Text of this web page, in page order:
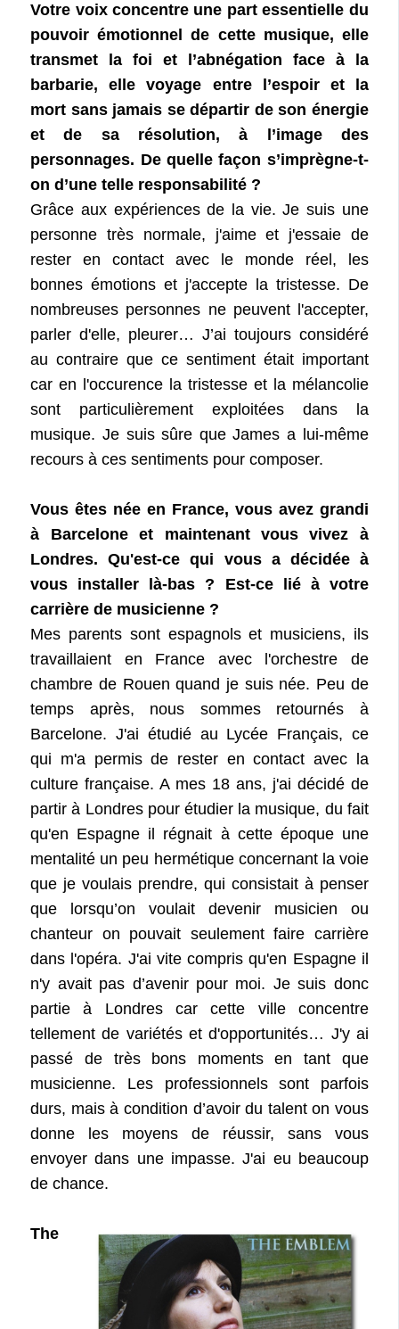
Votre voix concentre une part essentielle du
pouvoir émotionnel de cette musique, elle
transmet la foi et l’abnégation face à la
barbarie, elle voyage entre l’espoir et la
mort sans jamais se départir de son énergie
et de sa résolution, à l’image des
personnages. De quelle façon s’imprègne-t-
on d’une telle responsabilité ?
Grâce aux expériences de la vie. Je suis une
personne très normale, j'aime et j'essaie de
rester en contact avec le monde réel, les
bonnes émotions et j'accepte la tristesse. De
nombreuses personnes ne peuvent l'accepter,
parler d'elle, pleurer… J’ai toujours considéré
au contraire que ce sentiment était important
car en l'occurence la tristesse et la mélancolie
sont particulièrement exploitées dans la
musique. Je suis sûre que James a lui-même
recours à ces sentiments pour composer.
Vous êtes née en France, vous avez grandi
à Barcelone et maintenant vous vivez à
Londres. Qu'est-ce qui vous a décidée à
vous installer là-bas ? Est-ce lié à votre
carrière de musicienne ?
Mes parents sont espagnols et musiciens, ils
travaillaient en France avec l'orchestre de
chambre de Rouen quand je suis née. Peu de
temps après, nous sommes retournés à
Barcelone. J'ai étudié au Lycée Français, ce
qui m'a permis de rester en contact avec la
culture française. A mes 18 ans, j'ai décidé de
partir à Londres pour étudier la musique, du fait
qu'en Espagne il régnait à cette époque une
mentalité un peu hermétique concernant la voie
que je voulais prendre, qui consistait à penser
que lorsqu’on voulait devenir musicien ou
chanteur on pouvait seulement faire carrière
dans l'opéra. J'ai vite compris qu'en Espagne il
n'y avait pas d’avenir pour moi. Je suis donc
partie à Londres car cette ville concentre
tellement de variétés et d'opportunités… J'y ai
passé de très bons moments en tant que
musicienne. Les professionnels sont parfois
durs, mais à condition d’avoir du talent on vous
donne les moyens de réussir, sans vous
envoyer dans une impasse. J'ai eu beaucoup
de chance.
The